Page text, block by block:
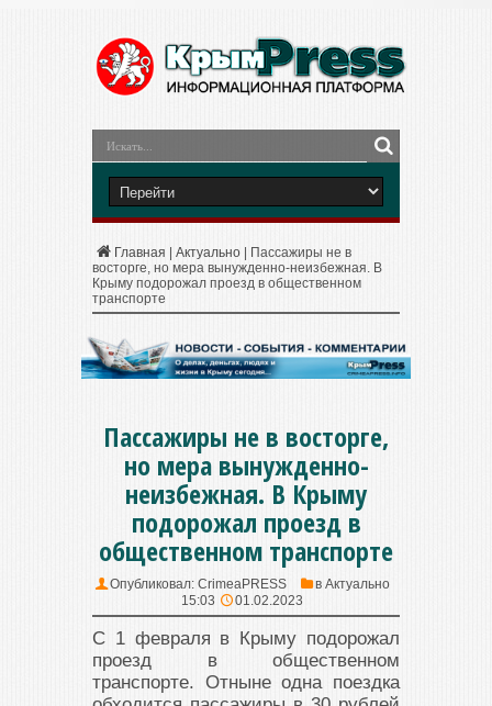
Главная Актуально
Пассажиры не в
восторге, но мера вынужденно-неизбежная. В
Крыму подорожал проезд в общественном
транспорте
Пассажиры не в восторге,
но мера вынужденно-
неизбежная. В Крыму
подорожал проезд в
общественном транспорте
Опубликовал: CrimeaPRESS в Актуально
15:03
01.02.2023
С 1 февраля в Крыму подорожал
проезд в общественном
транспорте. Отныне одна поездка